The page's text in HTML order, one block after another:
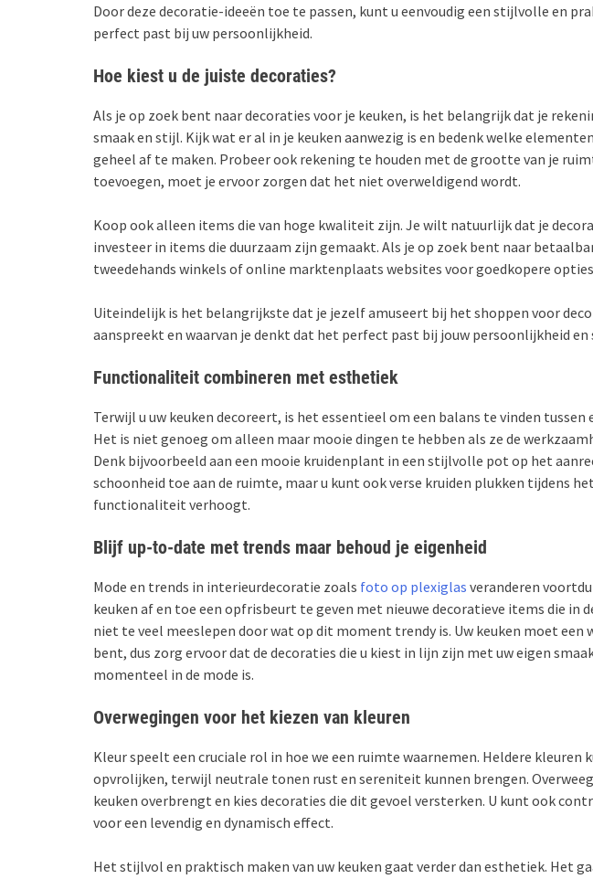
Door deze decoratie-ideeën toe te passen, kunt u eenvoudig een stijlvolle en
perfect past bij uw persoonlijkheid.
Hoe kiest u de juiste decoraties?
Als je op zoek bent naar decoraties voor je keuken, is het belangrijk dat je
smaak en stijl. Kijk wat er al in je keuken aanwezig is en bedenk welke
geheel af te maken. Probeer ook rekening te houden met de grootte van je
toevoegen, moet je ervoor zorgen dat het niet overweldigend wordt.
Koop ook alleen items die van hoge kwaliteit zijn. Je wilt natuurlijk dat je
investeer in items die duurzaam zijn gemaakt. Als je op zoek bent naar
tweedehands winkels of online marktenplaats websites voor goedkopere
Uiteindelijk is het belangrijkste dat je jezelf amuseert bij het shoppen voor
aanspreekt en waarvan je denkt dat het perfect past bij jouw persoonlijkheid en
Functionaliteit combineren met esthetiek
Terwijl u uw keuken decoreert, is het essentieel om een balans te vinden
Het is niet genoeg om alleen maar mooie dingen te hebben als ze de
Denk bijvoorbeeld aan een mooie kruidenplant in een stijlvolle pot op het
schoonheid toe aan de ruimte, maar u kunt ook verse kruiden plukken tijdens
functionaliteit verhoogt.
Blijf up-to-date met trends maar behoud je eigenheid
Mode en trends in interieurdecoratie zoals foto op plexiglas veranderen
keuken af en toe een opfrisbeurt te geven met nieuwe decoratieve items die in
niet te veel meeslepen door wat op dit moment trendy is. Uw keuken moet een
bent, dus zorg ervoor dat de decoraties die u kiest in lijn zijn met uw eigen
momenteel in de mode is.
Overwegingen voor het kiezen van kleuren
Kleur speelt een cruciale rol in hoe we een ruimte waarnemen. Heldere kleuren
opvrolijken, terwijl neutrale tonen rust en sereniteit kunnen brengen.
keuken overbrengt en kies decoraties die dit gevoel versterken. U kunt ook
voor een levendig en dynamisch effect.
Het stijlvol en praktisch maken van uw keuken gaat verder dan esthetiek. Het